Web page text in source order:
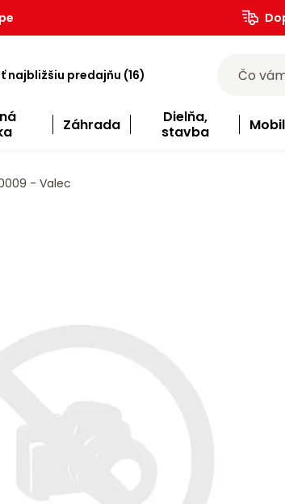
najbližšiu predajňu (16)
Záhrada
Dielňa,
stavba
- Valec